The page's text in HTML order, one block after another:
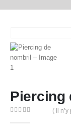
Piercing
( Il n’y